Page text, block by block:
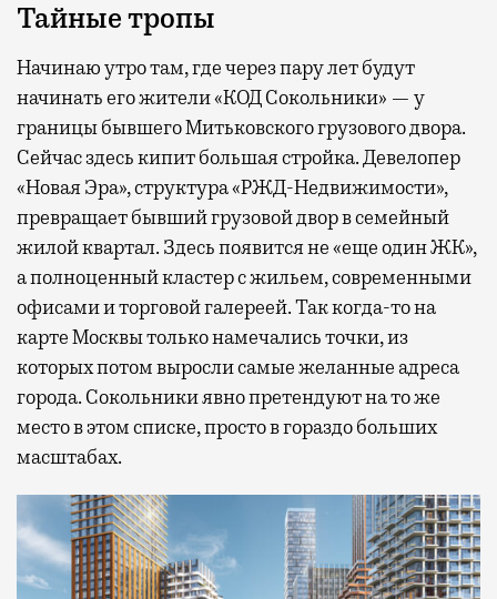
Тайные тропы
Начинаю утро там, где через пару лет будут
начинать его жители «КОД Сокольники» — у
границы бывшего Митьковского грузового двора.
Сейчас здесь кипит большая стройка. Девелопер
«Новая Эра», структура «РЖД-Недвижимости»,
превращает бывший грузовой двор в семейный
жилой квартал. Здесь появится не «еще один ЖК»,
а полноценный кластер с жильем, современными
офисами и торговой галереей. Так когда-то на
карте Москвы только намечались точки, из
которых потом выросли самые желанные адреса
города. Сокольники явно претендуют на то же
место в этом списке, просто в гораздо больших
масштабах.